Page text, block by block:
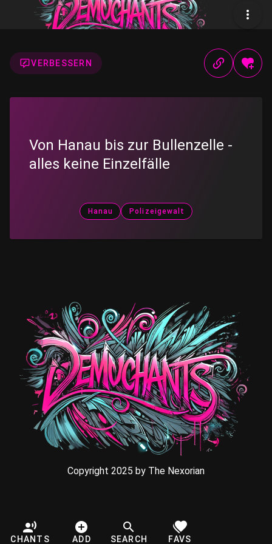
VERBESSERN
Von Hanau bis zur Bullenzelle -
alles keine Einzelfälle
Hanau Polizeigewalt
Copyright 2025 by The Nexorian
CHANTS ADD SEARCH FAVS